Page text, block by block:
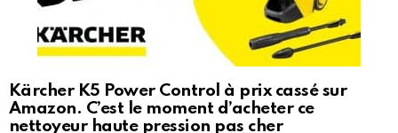
Kärcher K5 Power Control à prix cassé sur
Amazon. C’est le moment d’acheter ce
nettoyeur haute pression pas cher